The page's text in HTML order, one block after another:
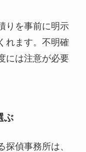
りを事前に明示
れます。不明確
には注意が必要
ぶ
偵事務所は、